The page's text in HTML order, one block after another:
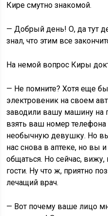
Кире смутно знакомой.
— Добрый день! О, да тут
знал, что этим все
На немой вопрос Киры
— Не помните? Хотя еще
электровеник на своем
заводили вашу машину на
взять ваш номер
необычную девушку. Но
нас снова в аптеке, но вы
общаться. Но сейчас,
гости. Ну что ж, приятно
лечащий врач.
— Вот почему ваше лицо